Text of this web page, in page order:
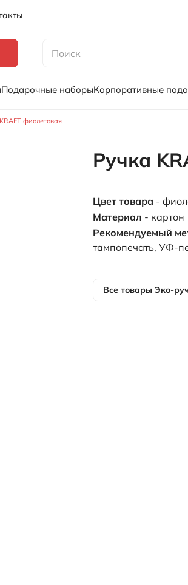
Подарочные наборыКорпоративные
фиолетовая
Ручка
Цвет товара -
Материал - картон
Рекомендуемый
тампопечать, УФ-
Все товары Эко-